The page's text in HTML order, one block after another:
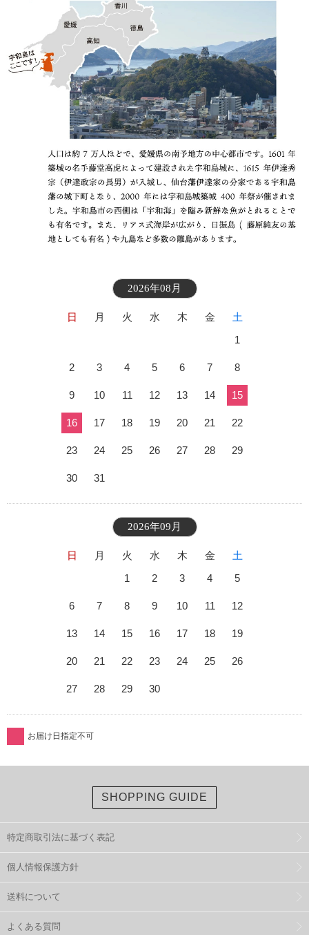
2026年08月
日 月 火 水 木 金
土
1
2 3 4 5 6 7 8
9 10 11 12 13 14 15
16 17 18 19 20 21 22
23 24 25 26 27 28 29
30 31
2026年09月
日 月 火 水 木 金
土
1
2 3 4 5
6 7 8 9 10 11 12
13 14 15 16 17 18 19
20 21 22 23 24 25 26
27 28 29 30
お届け日指定不可
SHOPPING GUIDE
特定商取引法に基づく表記
個人情報保護方針
送料について
よくある質問